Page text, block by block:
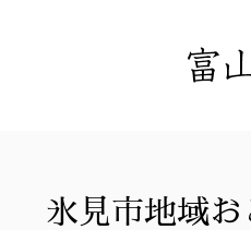
氷見市地域